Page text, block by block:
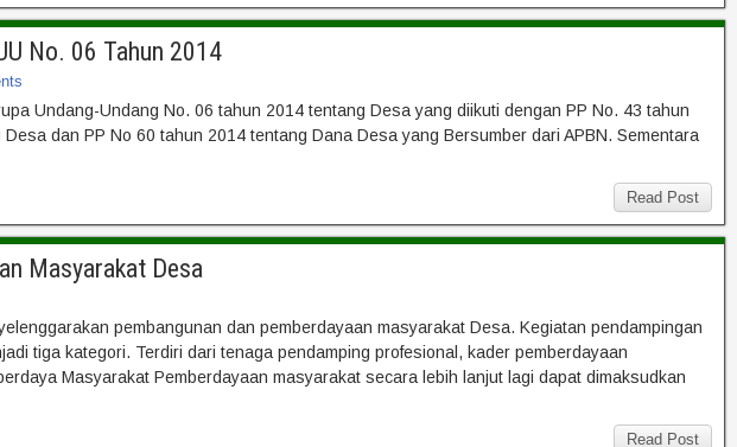
No. 06 Tahun 2014
Undang-Undang No. 06 tahun 2014 tentang Desa yang diikuti dengan PP No. 43 tahun
dan PP No 60 tahun 2014 tentang Dana Desa yang Bersumber dari APBN. Sementara
Read Post
Masyarakat Desa
pembangunan dan pemberdayaan masyarakat Desa. Kegiatan pendampingan
tiga kategori. Terdiri dari tenaga pendamping profesional, kader pemberdayaan
Masyarakat Pemberdayaan masyarakat secara lebih lanjut lagi dapat dimaksudkan
Read Post